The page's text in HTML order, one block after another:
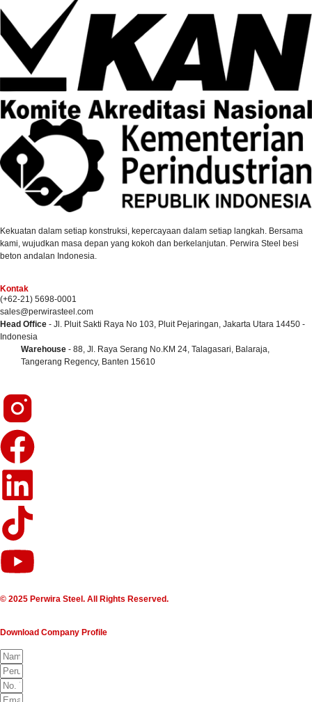
Kekuatan dalam setiap konstruksi, kepercayaan dalam setiap langkah. Bersama
kami, wujudkan masa depan yang kokoh dan berkelanjutan. Perwira Steel besi
beton andalan Indonesia.
Kontak
(+62-21) 5698-0001
sales@perwirasteel.com
Head Office - Jl. Pluit Sakti Raya No 103, Pluit Pejaringan, Jakarta Utara 14450 -
Indonesia
Warehouse - 88, Jl. Raya Serang No.KM 24, Talagasari, Balaraja,
Tangerang Regency, Banten 15610
© 2025 Perwira Steel. All Rights Reserved.
Download Company Profile